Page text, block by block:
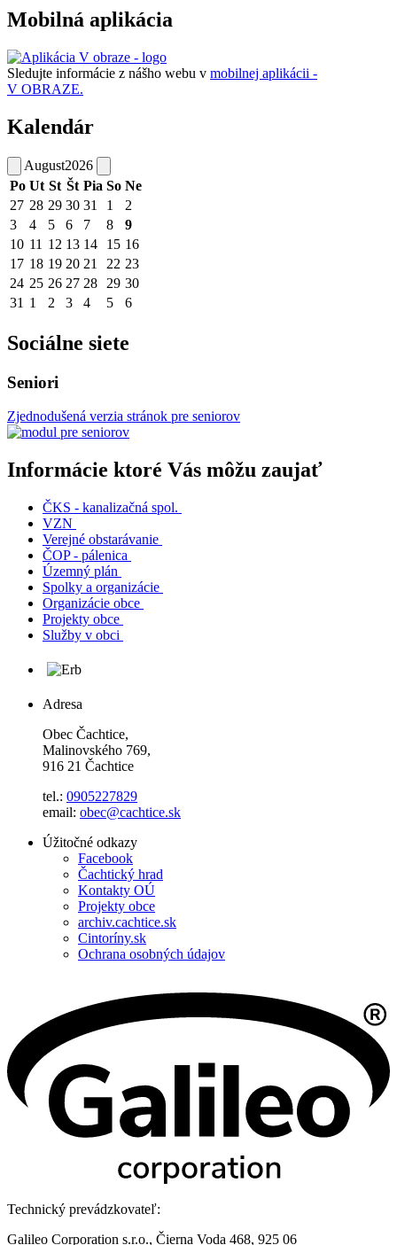
Mobilná aplikácia
Sledujte informácie z nášho webu v mobilnej aplikácii -
V OBRAZE.
Kalendár
August2026
Po Ut St Št Pia So Ne
27 28 29 30 31 1
2
3
4 5 6 7 8
9
10 11 12 13 14 15 16
17 18 19 20 21 22 23
24 25 26 27 28 29 30
31 1 2 3 4 5 6
Sociálne siete
Seniori
Zjednodušená verzia stránok pre seniorov
Informácie ktoré Vás môžu zaujať
ČKS - kanalizačná spol.
VZN
Verejné obstarávanie
ČOP - pálenica
Územný plán
Spolky a organizácie
Organizácie obce
Projekty obce
Služby v obci
Adresa
Obec Čachtice,
Malinovského 769,
916 21 Čachtice
tel.: 0905227829
email: obec@cachtice.sk
Úžitočné odkazy
Facebook
Čachtický hrad
Kontakty OÚ
Projekty obce
archiv.cachtice.sk
Cintoríny.sk
Ochrana osobných údajov
Technický prevádzkovateľ:
Galileo Corporation s.r.o., Čierna Voda 468, 925 06